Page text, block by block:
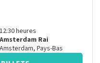
12:30heures
Amsterdam Rai
Amsterdam, Pays-Bas